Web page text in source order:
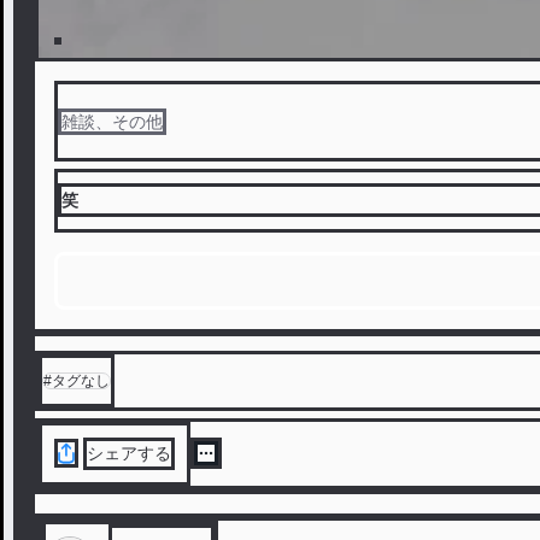
雑談、その他
笑
#タグなし
シェアする